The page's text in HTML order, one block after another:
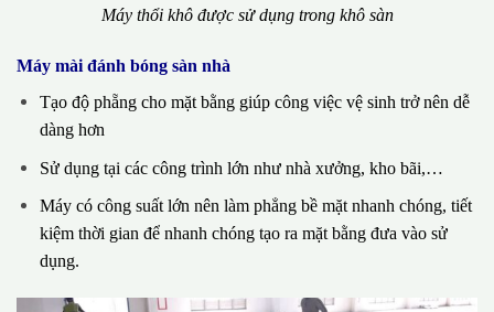
Máy thổi khô được sử dụng trong khô sàn
Máy mài đánh bóng sàn nhà
Tạo độ phẵng cho mặt bằng giúp công việc vệ sinh trở nên dễ
dàng hơn
Sử dụng tại các công trình lớn như nhà xưởng, kho bãi,…
Máy có công suất lớn nên làm phẳng bề mặt nhanh chóng, tiết
kiệm thời gian để nhanh chóng tạo ra mặt bằng đưa vào sử
dụng.